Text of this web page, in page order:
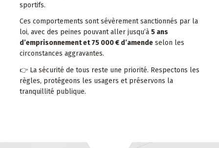
sportifs.
Ces comportements sont sévèrement sanctionnés par la
loi, avec des peines pouvant aller jusqu’à 5 ans
d’emprisonnement et 75 000 € d’amende selon les
circonstances aggravantes.
👉 La sécurité de tous reste une priorité. Respectons les
règles, protégeons les usagers et préservons la
tranquillité publique.